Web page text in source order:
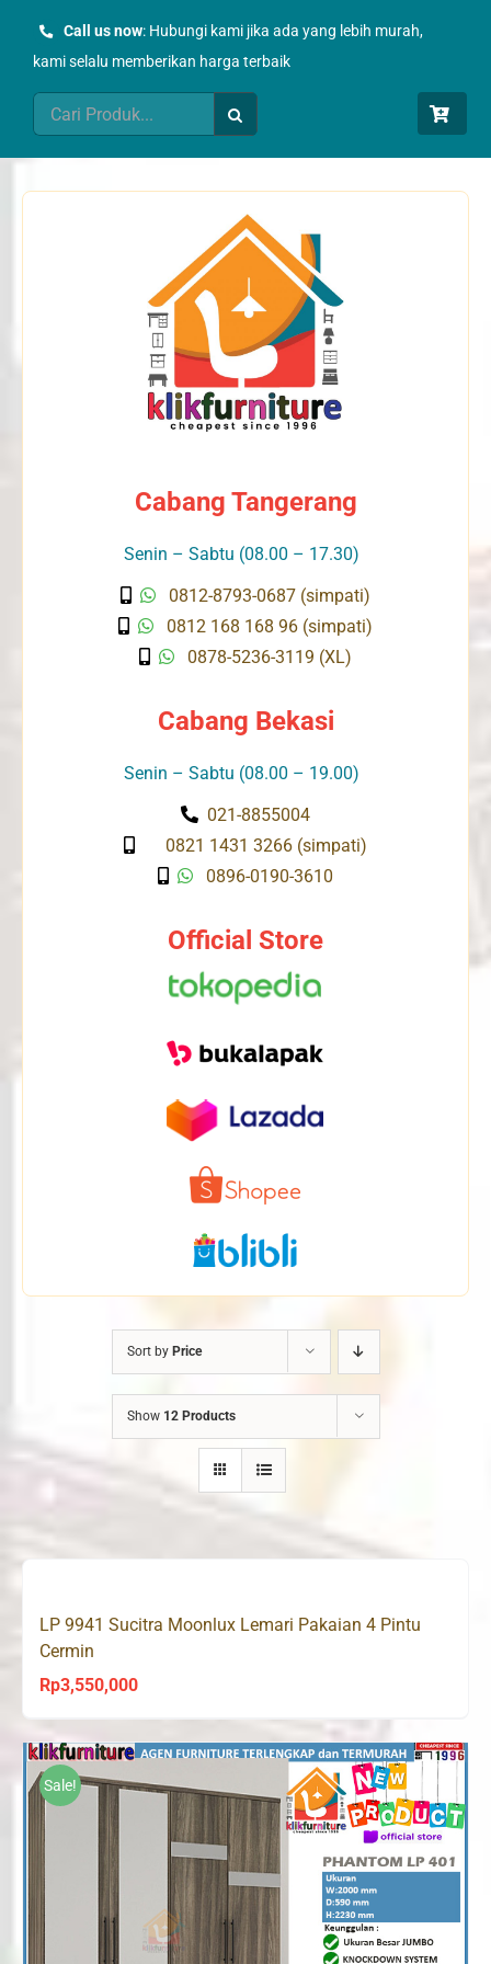
Call us now: Hubungi kami jika ada yang lebih murah,
kami selalu memberikan harga terbaik
Search
for:
Cabang Tangerang
Senin – Sabtu (08.00 – 17.30)
0812-8793-0687 (simpati)
0812 168 168 96 (simpati)
0878-5236-3119 (XL)
Cabang Bekasi
Senin – Sabtu (08.00 – 19.00)
021-8855004
0821 1431 3266 (simpati)
0896-0190-3610
Official Store
Sort by Price
Show 12 Products
LP 9941 Sucitra Moonlux Lemari Pakaian 4 Pintu
Cermin
Rp3,550,000
Sale!